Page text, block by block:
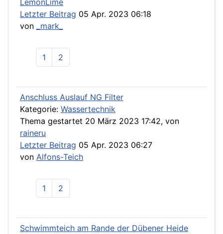
LemonLime
Letzter Beitrag 05 Apr. 2023 06:18
von
_mark_
1 2
Anschluss Auslauf NG Filter
Kategorie: Wassertechnik
Thema gestartet 20 März 2023 17:42, von
raineru
Letzter Beitrag 05 Apr. 2023 06:27
von Alfons-Teich
1 2
Schwimmteich am Rande der Dübener Heide